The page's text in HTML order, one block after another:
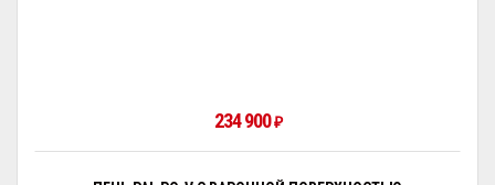
234 900₽